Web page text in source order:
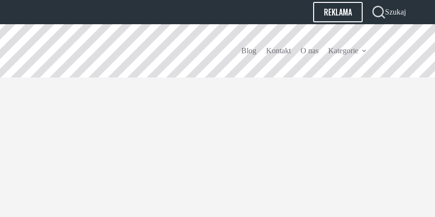
REKLAMA Szukaj
Blog Kontakt O nas Kategorie